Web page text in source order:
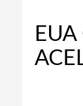
EUA